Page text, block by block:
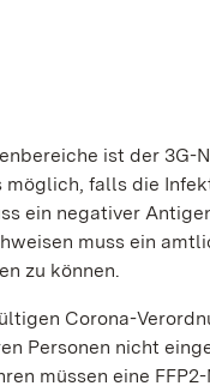
ist der 3G-
möglich, falls die
ein negativer
muss ein
zu können.
Corona-
Personen nicht
müssen eine